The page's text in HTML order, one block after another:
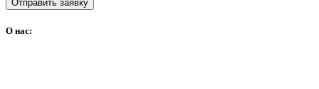
Отправить заявку
О нас: